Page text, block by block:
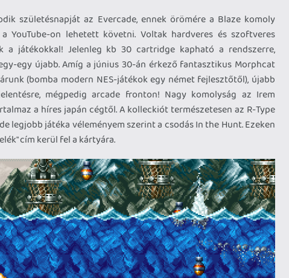
születésnapját az Evercade, ennek örömére a Blaze komoly
YouTube-on lehetett követni. Voltak hardveres és szoftveres
a játékokkal! Jelenleg kb 30 cartridge kapható a rendszerre,
egy újabb. Amíg a június 30-án érkező fantasztikus Morphcat
(bomba modern NES-játékok egy német fejlesztőtől), újabb
mégpedig arcade fronton! Nagy komolyság az Irem
a híres japán cégtől. A kolleckiót természetesen az R-Type
legjobb játéka véleményem szerint a csodás In the Hunt. Ezeken
cím kerül fel a kártyára.